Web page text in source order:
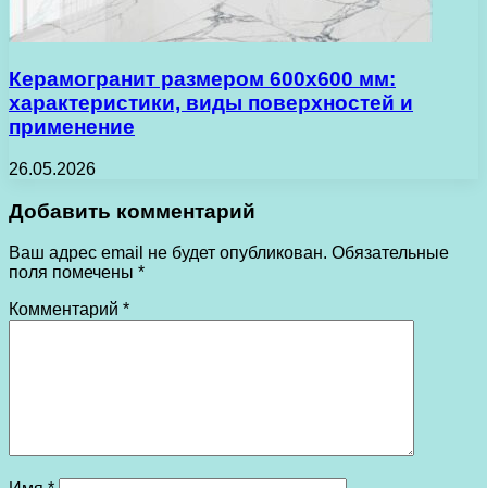
Керамогранит размером 600х600 мм:
характеристики, виды поверхностей и
применение
26.05.2026
Добавить комментарий
Ваш адрес email не будет опубликован. Обязательные
поля помечены *
Комментарий *